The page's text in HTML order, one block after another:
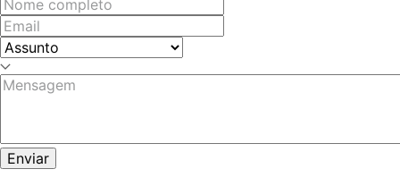
Enviar